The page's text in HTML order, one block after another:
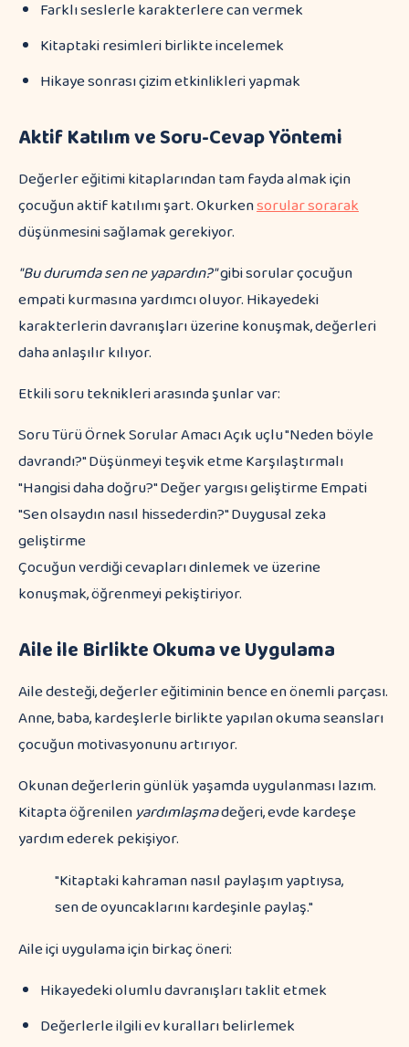
Farklı seslerle karakterlere can vermek
Kitaptaki resimleri birlikte incelemek
Hikaye sonrası çizim etkinlikleri yapmak
Aktif Katılım ve Soru-Cevap Yöntemi
Değerler eğitimi kitaplarından tam fayda almak için
çocuğun aktif katılımı şart. Okurkensorular sorarak
düşünmesini sağlamak gerekiyor.
"Bu durumda sen ne yapardın?"gibi sorular çocuğun
empati kurmasına yardımcı oluyor. Hikayedeki
karakterlerin davranışları üzerine konuşmak, değerleri
daha anlaşılır kılıyor.
Etkili soru teknikleri arasında şunlar var:
Soru Türü Örnek Sorular Amacı Açık uçlu "Neden böyle
davrandı?" Düşünmeyi teşvik etme Karşılaştırmalı
"Hangisi daha doğru?" Değer yargısı geliştirme Empati
"Sen olsaydın nasıl hissederdin?" Duygusal zeka
geliştirme
Çocuğun verdiği cevapları dinlemek ve üzerine
konuşmak, öğrenmeyi pekiştiriyor.
Aile ile Birlikte Okuma ve Uygulama
Aile desteği, değerler eğitiminin bence en önemli parçası.
Anne, baba, kardeşlerle birlikte yapılan okuma seansları
çocuğun motivasyonunu artırıyor.
Okunan değerlerin günlük yaşamda uygulanması lazım.
Kitapta öğrenilenyardımlaşmadeğeri, evde kardeşe
yardım ederek pekişiyor.
"Kitaptaki kahraman nasıl paylaşım yaptıysa,
sen de oyuncaklarını kardeşinle paylaş."
Aile içi uygulama için birkaç öneri:
Hikayedeki olumlu davranışları taklit etmek
Değerlerle ilgili ev kuralları belirlemek